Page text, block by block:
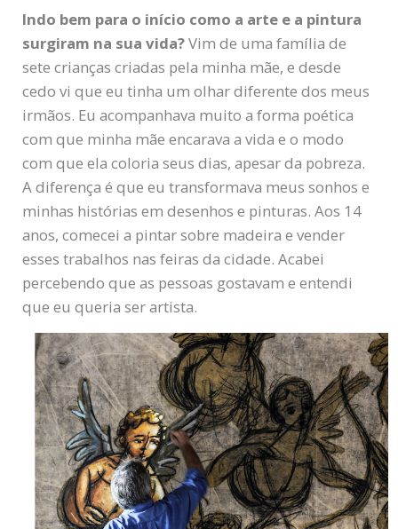
Indo bem para o início como a arte e a pintura
surgiram na sua vida?Vim de uma família de
sete crianças criadas pela minha mãe, e desde
cedo vi que eu tinha um olhar diferente dos meus
irmãos. Eu acompanhava muito a forma poética
com que minha mãe encarava a vida e o modo
com que ela coloria seus dias, apesar da pobreza.
A diferença é que eu transformava meus sonhos e
minhas histórias em desenhos e pinturas. Aos 14
anos, comecei a pintar sobre madeira e vender
esses trabalhos nas feiras da cidade. Acabei
percebendo que as pessoas gostavam e entendi
que eu queria ser artista.